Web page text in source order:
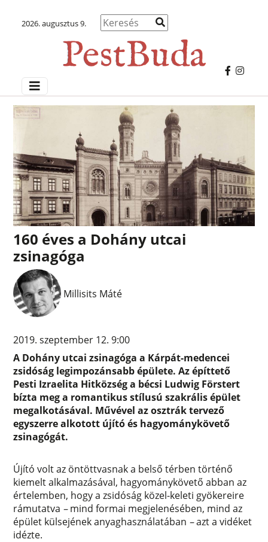
2026. augusztus 9.
160 éves a Dohány utcai
zsinagóga
Millisits Máté
2019. szeptember 12. 9:00
A Dohány utcai zsinagóga a Kárpát-medencei
zsidóság legimpozánsabb épülete. Az építtető
Pesti Izraelita Hitközség a bécsi Ludwig Förstert
bízta meg a romantikus stílusú szakrális épület
megalkotásával. Művével az osztrák tervező
egyszerre alkotott újító és hagyománykövető
zsinagógát.
Újító volt az öntöttvasnak a belső térben történő
kiemelt alkalmazásával, hagyománykövető abban az
értelemben, hogy a zsidóság közel-keleti gyökereire
rámutatva –mind formai megjelenésében, mind az
épület külsejének anyaghasználatában –azt a vidéket
idézte.